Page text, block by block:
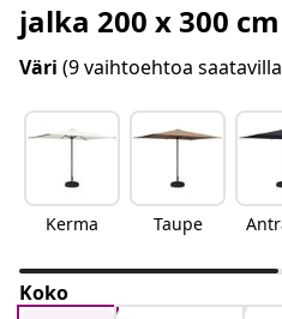
jalka 200 x 300
Väri (9 vaihtoehtoa
Kerma Taupe
Koko